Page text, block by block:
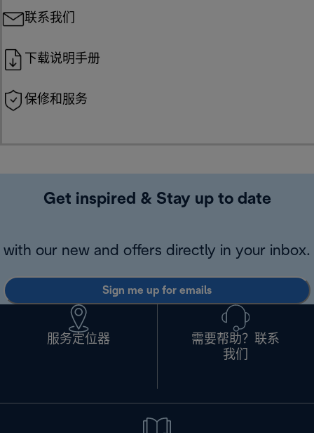
联系我们
下载说明手册
保修和服务
Get inspired & Stay up to date
with our new and offers directly in your inbox.
Sign me up for emails
服务定位器
需要帮助？联系
我们